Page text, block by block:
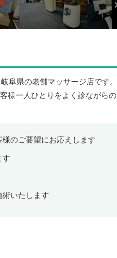
阜県の老舗マッサージ店です。
様一人ひとりをよく診ながらの
のご要望にお応えします
す
いたします